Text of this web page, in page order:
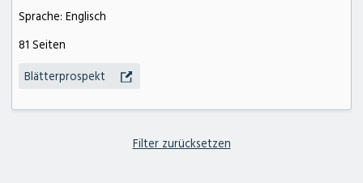
Sprache: Englisch
81 Seiten
Blätterprospekt
Filter zurücksetzen
zum Deterding Fachmarkt
deterding + gräpel Anlagenbau in Pennigsehl